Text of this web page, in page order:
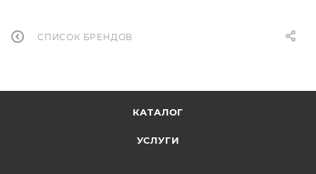
СПИСОК БРЕНДОВ
КАТАЛОГ
УСЛУГИ